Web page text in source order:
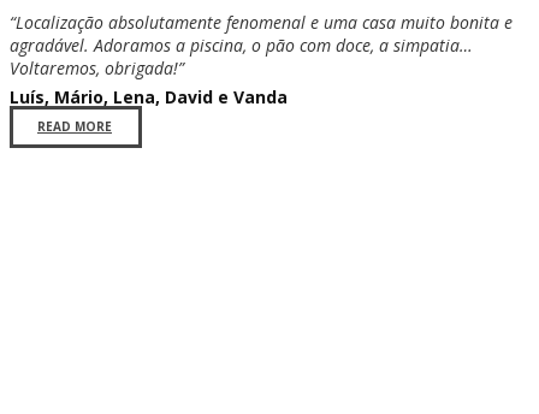
“Localização absolutamente fenomenal e uma casa muito bonita e
agradável. Adoramos a piscina, o pão com doce, a simpatia…
Voltaremos, obrigada!”
Luís, Mário, Lena, David e Vanda
READ MORE